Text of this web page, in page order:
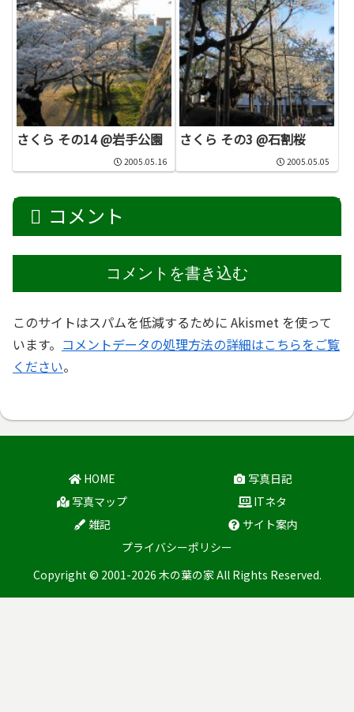
さくら その14 @岩手公園
2005.05.16
さくら その3 @石割桜
2005.05.05
コメント
コメントを書き込む
このサイトはスパムを低減するために Akismet を使って
います。 コメントデータの処理方法の詳細はこちらをご覧
ください。
HOME
写真日記
写真マップ
ITネタ
雑記
サイト案内
プライバシーポリシー
Copyright © 2001-2026 木の葉の家 All Rights Reserved.